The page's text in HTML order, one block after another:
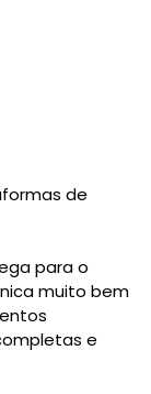
de
para o
muito bem
e